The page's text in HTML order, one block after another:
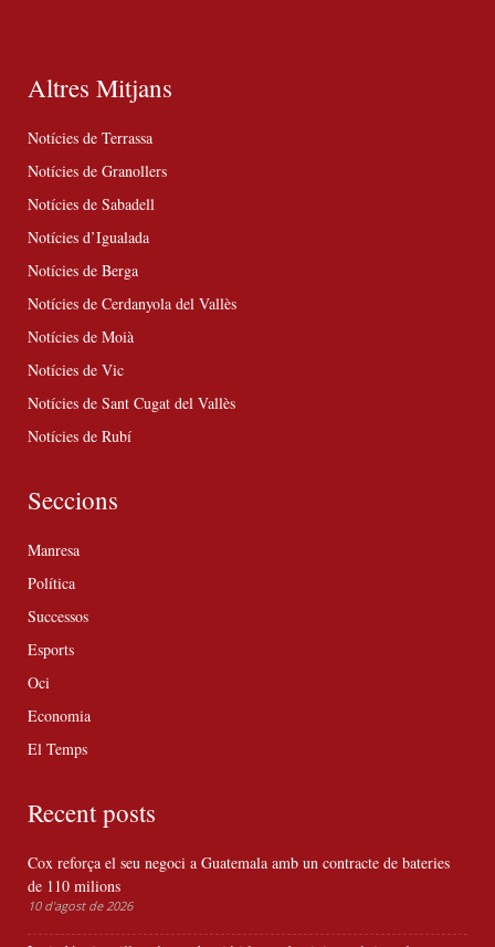
Altres Mitjans
Notícies de Terrassa
Notícies de Granollers
Notícies de Sabadell
Notícies d’Igualada
Notícies de Berga
Notícies de Cerdanyola del Vallès
Notícies de Moià
Notícies de Vic
Notícies de Sant Cugat del Vallès
Notícies de Rubí
Seccions
Manresa
Política
Successos
Esports
Oci
Economia
El Temps
Recent posts
Cox reforça el seu negoci a Guatemala amb un contracte de bateries
de 110 milions
10 d'agost de 2026